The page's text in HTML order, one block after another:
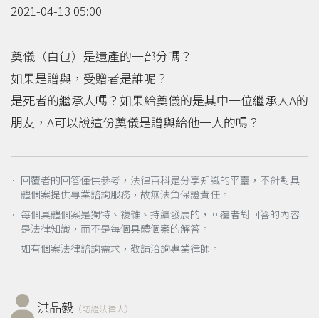
2021-04-13 05:00
奠儀（白包）是遺產的一部分嗎？
如果是贈與，受贈者是誰呢？
是死者的繼承人嗎？如果給奠儀的是其中一位繼承人A的
朋友，A可以說這份奠儀是贈與給他一人的嗎？
． 回覆者的回答僅供參考，法律百科是分享知識的平臺，不針對具
體個案提供專業諮詢服務，故無法負保證責任。
． 每個具體個案是獨特、複雜、持續發展的，回覆者對回答的內容
是法律知識，而不是每個具體個案的解答。
如有個案法律諮詢需求，敬請洽詢專業律師。
洪品毅 （認證法律人）